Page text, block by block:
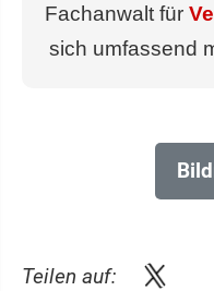
Fachanwalt für
sich umfassend
Teilen auf: